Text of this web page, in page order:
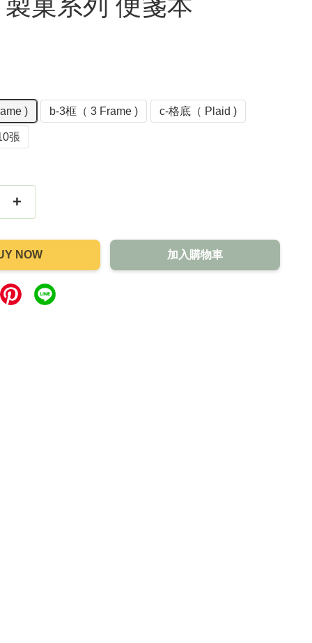
製菓系列 便箋本
) b-3框（ 3 Frame ) c-格底（ Plaid )
張
+
NOW 加入購物車